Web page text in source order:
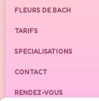
FLEURS DE BACH
TARIFS
SPECIALISATIONS
CONTACT
RENDEZ-VOUS